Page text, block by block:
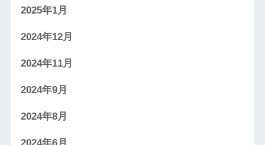
2025年1月
2024年12月
2024年11月
2024年9月
2024年8月